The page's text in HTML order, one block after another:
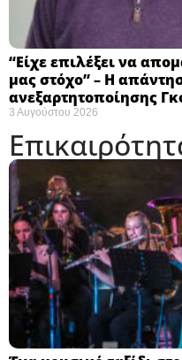
“Είχε επιλέξει να
μας στόχο” – Η
ανεξαρτητοποίησης
3 Αυγούστου 2026